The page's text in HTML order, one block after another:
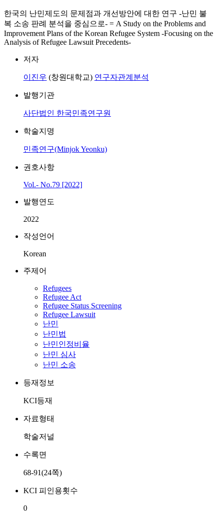
한국의 난민제도의 문제점과 개선방안에 대한 연구 -난민 불
복 소송 판례 분석을 중심으로- = A Study on the Problems and
Improvement Plans of the Korean Refugee System -Focusing on the
Analysis of Refugee Lawsuit Precedents-
저자
이진우 (창원대학교) 연구자관계분석
발행기관
사단법인 한국민족연구원
학술지명
민족연구(Minjok Yeonku)
권호사항
Vol.- No.79 [2022]
발행연도
2022
작성언어
Korean
주제어
Refugees
Refugee Act
Refugee Status Screening
Refugee Lawsuit
난민
난민법
난민인정비율
난민 심사
난민 소송
등재정보
KCI등재
자료형태
학술저널
수록면
68-91(24쪽)
KCI 피인용횟수
0